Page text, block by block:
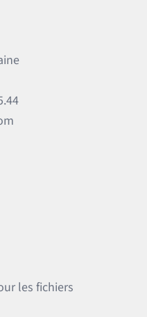
les fichiers